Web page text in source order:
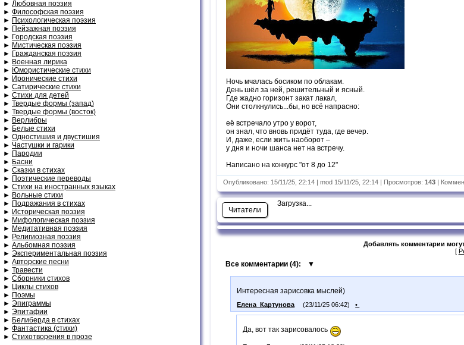
► Любовная поэзия
► Философская поэзия
► Психологическая поэзия
► Пейзажная поэзия
► Городская поэзия
► Мистическая поэзия
► Гражданская поэзия
► Военная лирика
► Юмористические стихи
► Иронические стихи
► Сатирические стихи
► Стихи для детей
► Твердые формы (запад)
► Твердые формы (восток)
► Верлибры
► Белые стихи
► Одностишия и двустишия
► Частушки и гарики
► Пародии
► Басни
► Сказки в стихах
► Поэтические переводы
► Стихи на иностранных языках
► Вольные стихи
► Подражания в стихах
► Историческая поэзия
► Мифологическая поэзия
► Медитативная поэзия
► Религиозная поэзия
► Альбомная поэзия
► Экспериментальная поэзия
► Авторские песни
► Травести
► Сборники стихов
► Циклы стихов
► Поэмы
► Эпиграммы
► Эпитафии
► Белиберда в стихах
► Фантастика (стихи)
► Стихотворения в прозе
Ночь мчалась босиком по облакам.
День шёл за ней, решительный и ясный.
Где жадно горизонт закат лакал,
Они столкнулись...бы, но всё напрасно:
её встречало утро у ворот,
он знал, что вновь придёт туда, где вечер.
И, даже, если жить наоборот –
у дня и ночи шанса нет на встречу.
Написано на конкурс "от 8 до 12"
Опубликовано: 15/11/25, 22:14 | mod 15/11/25, 22:14 | Просмотров:143 |
Читатели
Загрузка...
Добавлять комментарии
[
Все комментарии (4): ▼
Интересная зарисовка мыслей)
Елена_Картунова (23/11/25 06:42) •
Да, вот так зарисовалось